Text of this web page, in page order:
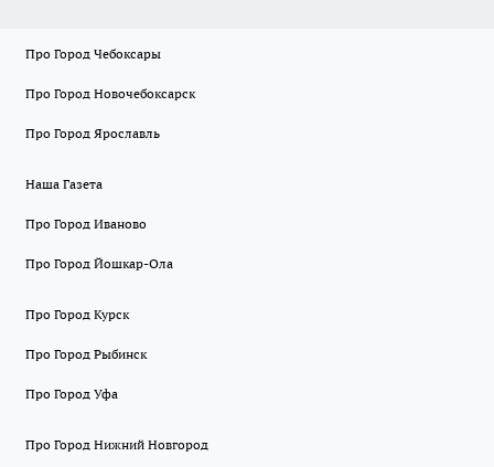
Про Город Чебоксары
Про Город Новочебоксарск
Про Город Ярославль
Наша Газета
Про Город Иваново
Про Город Йошкар-Ола
Про Город Курск
Про Город Рыбинск
Про Город Уфа
Про Город Нижний Новгород